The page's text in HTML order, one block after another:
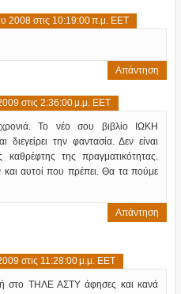
2008 στις 10:19:00 π.μ. EET
Απάντηση
στις 2:36:00 μ.μ. EET
Το νέο σου βιβλίο ΙΩΚΗ
διεγείρει την φαντασία. Δεν είναι
καθρέφτης της πραγματικότητας.
και αυτοί που πρέπει. Θα τα πούμε
Απάντηση
στις 11:28:00 μ.μ. EET
στο ΤΗΛΕ ΑΣΤΥ άφησες και κανά